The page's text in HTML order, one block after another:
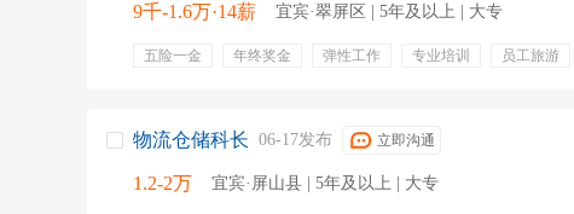
9千-1.6万·14薪 宜宾·翠屏区 | 5年及以上 | 大专
五险一金 年终奖金 弹性工作 专业培训 员工旅游
物流仓储科长 06-17发布 立即沟通
1.2-2万 宜宾·屏山县 | 5年及以上 | 大专